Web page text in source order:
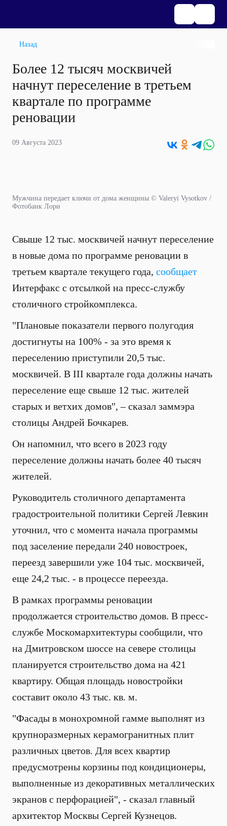
Назад
Более 12 тысяч москвичей
начнут переселение в третьем
квартале по программе
реновации
09 Августа 2023
Мужчина передает ключи от дома женщины © Valeryi Vysotkov /
Фотобанк Лори
Свыше 12 тыс. москвичей начнут переселение
в новые дома по программе реновации в
третьем квартале текущего года, сообщает
Интерфакс с отсылкой на пресс-службу
столичного стройкомплекса.
"Плановые показатели первого полугодия
достигнуты на 100% - за это время к
переселению приступили 20,5 тыс.
москвичей. В III квартале года должны начать
переселение еще свыше 12 тыс. жителей
старых и ветхих домов", – сказал заммэра
столицы Андрей Бочкарев.
Он напомнил, что всего в 2023 году
переселение должны начать более 40 тысяч
жителей.
Руководитель столичного департамента
градостроительной политики Сергей Левкин
уточнил, что с момента начала программы
под заселение передали 240 новостроек,
переезд завершили уже 104 тыс. москвичей,
еще 24,2 тыс. - в процессе переезда.
В рамках программы реновации
продолжается строительство домов. В пресс-
службе Москомархитектуры сообщили, что
на Дмитровском шоссе на севере столицы
планируется строительство дома на 421
квартиру. Общая площадь новостройки
составит около 43 тыс. кв. м.
"Фасады в монохромной гамме выполнят из
крупноразмерных керамогранитных плит
различных цветов. Для всех квартир
предусмотрены корзины под кондиционеры,
выполненные из декоративных металлических
экранов с перфорацией", - сказал главный
архитектор Москвы Сергей Кузнецов.